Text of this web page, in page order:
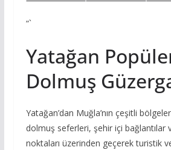
“`
Yatağan
Dolmuş
Yatağan’dan Muğla’nın çeşitli
dolmuş seferleri, şehir içi bağlantılar
noktaları üzerinden geçerek turistik